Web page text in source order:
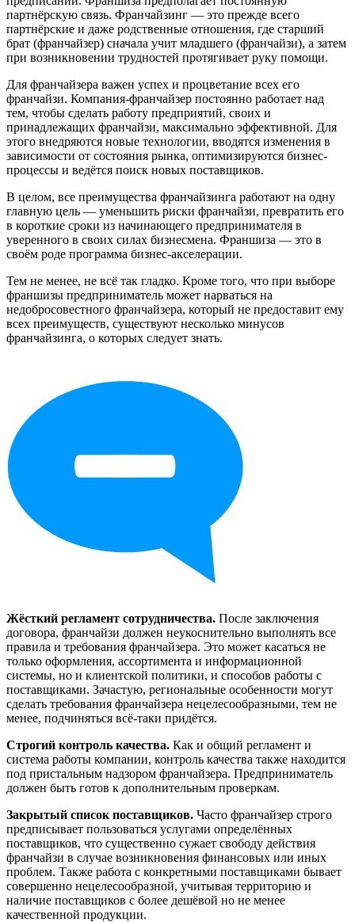
партнёрскую связь. Франчайзинг — это прежде всего
партнёрские и даже родственные отношения, где старший
брат (франчайзер) сначала учит младшего (франчайзи), а затем
при возникновении трудностей протягивает руку помощи.
Для франчайзера важен успех и процветание всех его
франчайзи. Компания-франчайзер постоянно работает над
тем, чтобы сделать работу предприятий, своих и
принадлежащих франчайзи, максимально эффективной. Для
этого внедряются новые технологии, вводятся изменения в
зависимости от состояния рынка, оптимизируются бизнес-
процессы и ведётся поиск новых поставщиков.
В целом, все преимущества франчайзинга работают на одну
главную цель — уменьшить риски франчайзи, превратить его
в короткие сроки из начинающего предпринимателя в
уверенного в своих силах бизнесмена. Франшиза — это в
своём роде программа бизнес-акселерации.
Тем не менее, не всё так гладко. Кроме того, что при выборе
франшизы предприниматель может нарваться на
недобросовестного франчайзера, который не предоставит ему
всех преимуществ, существуют несколько минусов
франчайзинга, о которых следует знать.
Жёсткий регламент сотрудничества. После заключения
договора, франчайзи должен неукоснительно выполнять все
правила и требования франчайзера. Это может касаться не
только оформления, ассортимента и информационной
системы, но и клиентской политики, и способов работы с
поставщиками. Зачастую, региональные особенности могут
сделать требования франчайзера нецелесообразными, тем не
менее, подчиняться всё-таки придётся.
Строгий контроль качества. Как и общий регламент и
система работы компании, контроль качества также находится
под пристальным надзором франчайзера. Предприниматель
должен быть готов к дополнительным проверкам.
Закрытый список поставщиков. Часто франчайзер строго
предписывает пользоваться услугами определённых
поставщиков, что существенно сужает свободу действия
франчайзи в случае возникновения финансовых или иных
проблем. Также работа с конкретными поставщиками бывает
совершенно нецелесообразной, учитывая территорию и
наличие поставщиков с более дешёвой но не менее
качественной продукции.